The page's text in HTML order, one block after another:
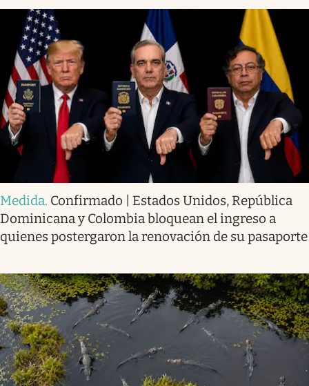
Medida. Confirmado | Estados Unidos, República
Dominicana y Colombia bloquean el ingreso a
quienes postergaron la renovación de su pasaporte